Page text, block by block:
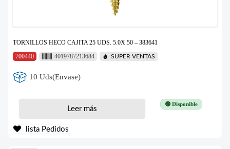
TORNILLOS HECO CAJITA 25 UDS. 5.0X 50 – 383641
700440
4019787213684 SUPER VENTAS
10 Uds(Envase)
🟢 Disponible
Leer más
lista Pedidos